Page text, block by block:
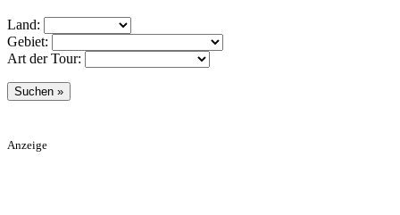
Land:
Gebiet:
Art der Tour:
Anzeige